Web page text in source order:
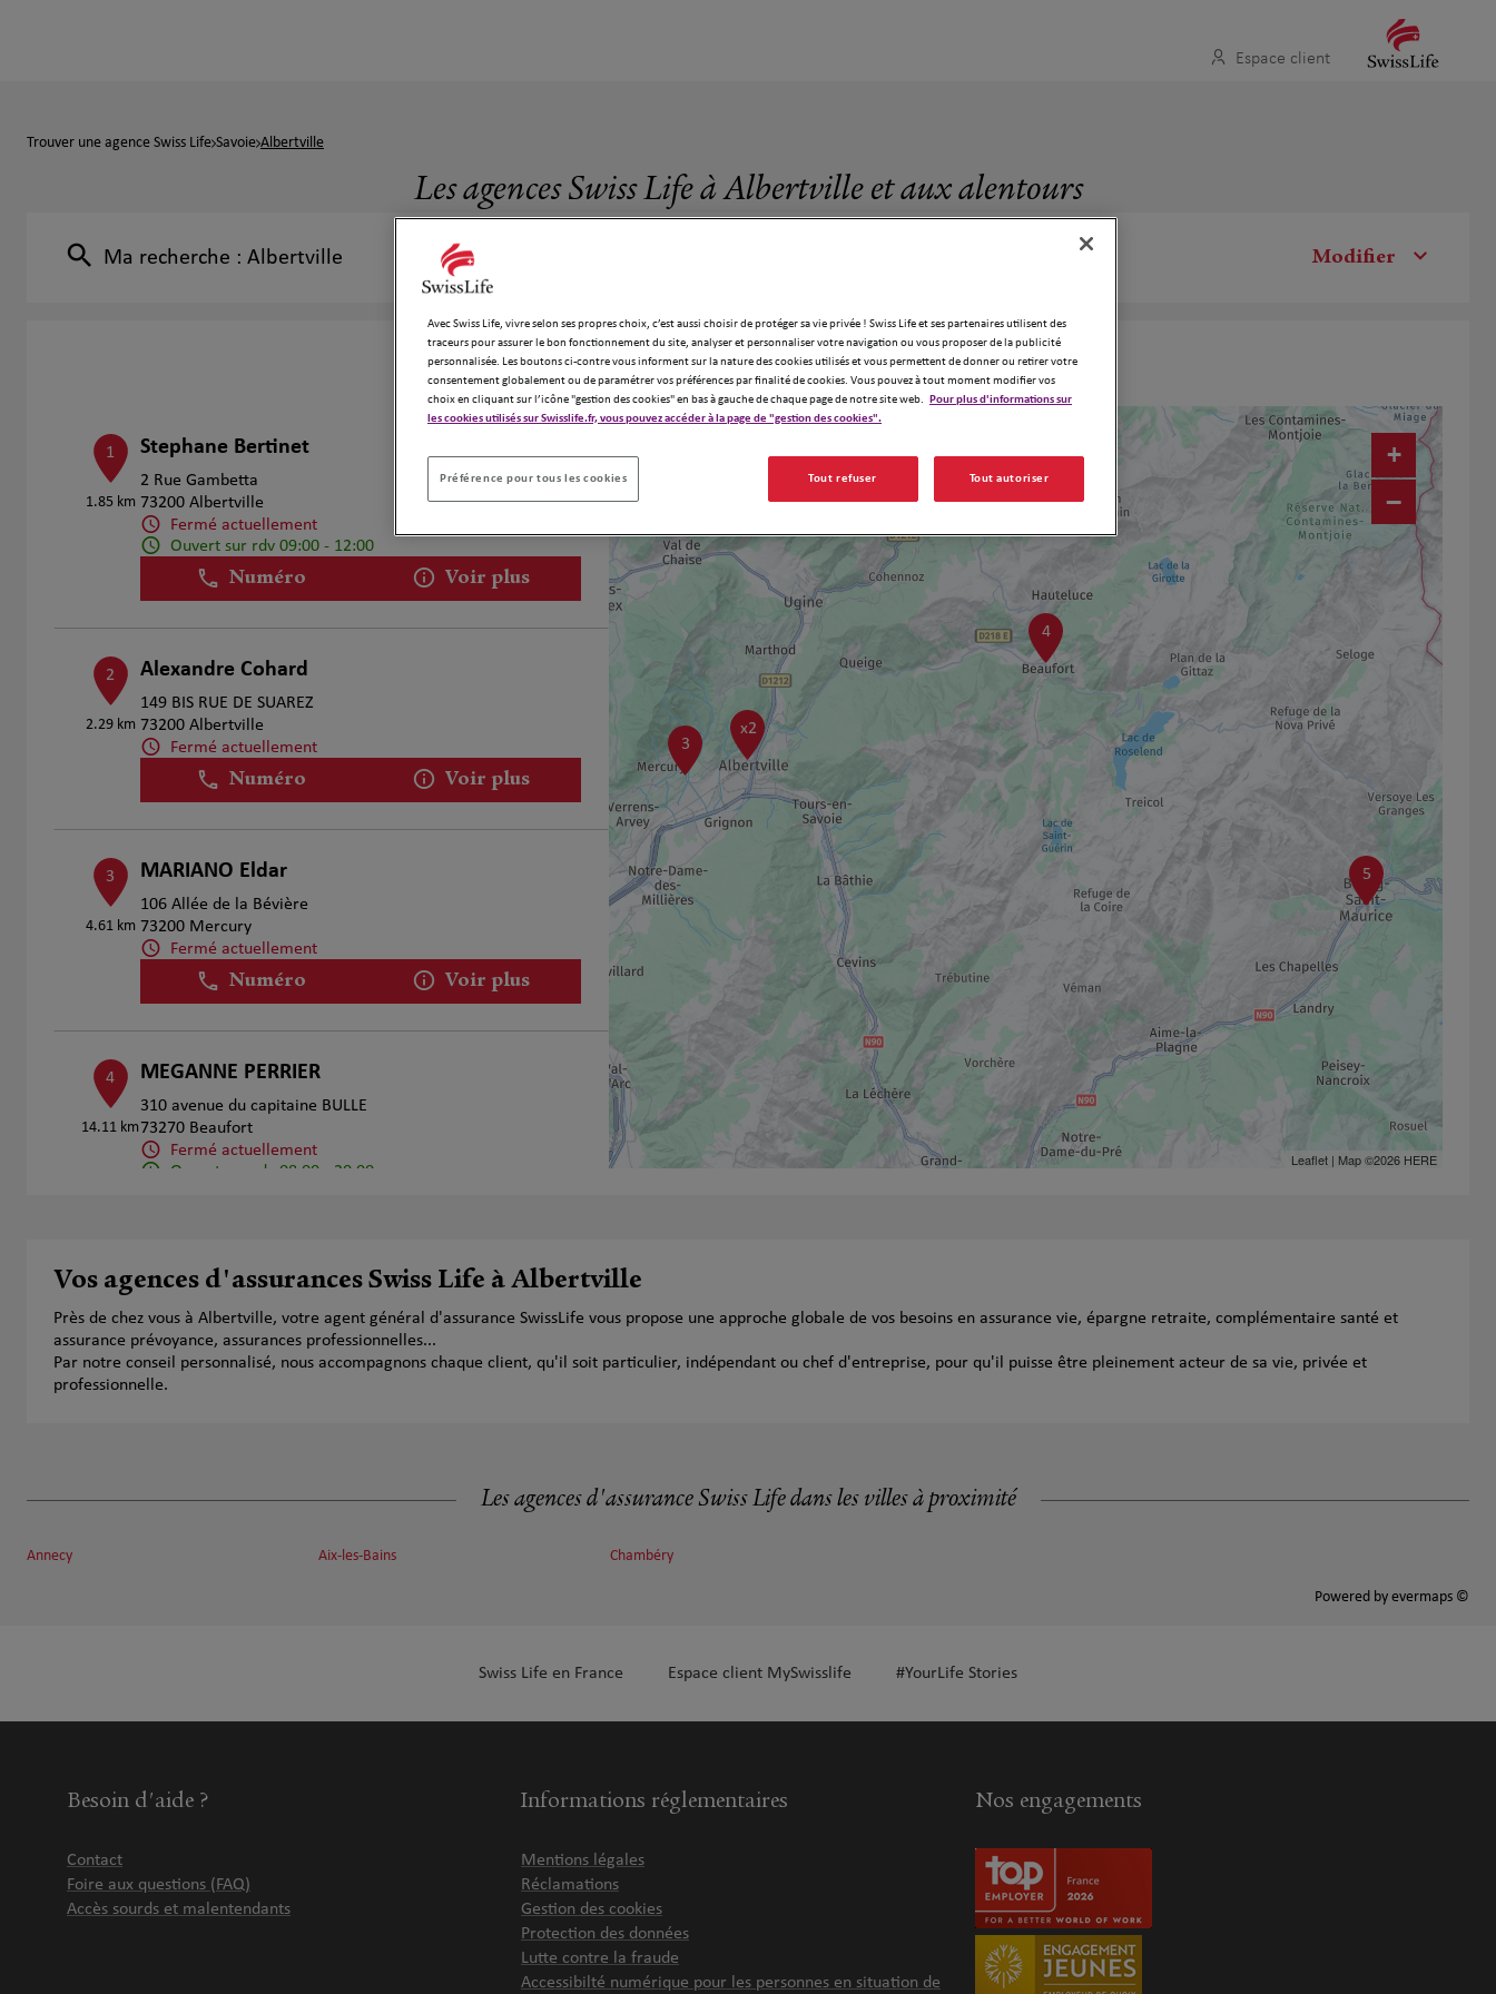
Espace client
Trouver une agence Swiss Life Savoie Albertville
Les agences Swiss Life à Albertville et aux alentours
Ma recherche : Albertville Modifier
5 agences Swiss Life à Albertville
1
1.85 km
Stephane Bertinet
2 Rue Gambetta
73200 Albertville
Fermé actuellement
Ouvert sur rdv 09:00 - 12:00
Numéro Voir plus
2
2.29 km
Alexandre Cohard
149 BIS RUE DE SUAREZ
73200 Albertville
Fermé actuellement
Numéro Voir plus
3
4.61 km
MARIANO Eldar
106 Allée de la Bévière
73200 Mercury
Fermé actuellement
Numéro Voir plus
4
14.11 km
MEGANNE PERRIER
310 avenue du capitaine BULLE
73270 Beaufort
Fermé actuellement
Ouvert sur rdv 08:00 - 20:00
28.73 km
451 Route de Montrigon
73700 Bourg St Maurice
Fermé actuellement
5
4
3
x2
+
−
Leaflet| Map ©2026 HERE
Vos agences d'assurances Swiss Life à Albertville
Près de chez vous à Albertville, votre agent général d'assurance SwissLife vous propose une approche globale de vos besoins en assurance vie, épargne retraite, complémentaire santé et
assurance prévoyance, assurances professionnelles...
Par notre conseil personnalisé, nous accompagnons chaque client, qu'il soit particulier, indépendant ou chef d'entreprise, pour qu'il puisse être pleinement acteur de sa vie, privée et
professionnelle.
Les agences d'assurance Swiss Life dans les villes à proximité
Annecy Aix-les-Bains Chambéry
Powered by evermaps ©
Swiss Life en France Espace client MySwisslife #YourLife Stories
Besoin d'aide ?
Contact
Foire aux questions (FAQ)
Accès sourds et malentendants
Informations réglementaires
Mentions légales
Réclamations
Gestion des cookies
Protection des données
Lutte contre la fraude
Accessibilté numérique pour les personnes en situation de
Nos engagements
Avec Swiss Life, vivre selon ses propres choix, c’est aussi choisir de protéger sa vie privée ! Swiss Life et ses partenaires utilisent des
traceurs pour assurer le bon fonctionnement du site, analyser et personnaliser votre navigation ou vous proposer de la publicité
personnalisée. Les boutons ci-contre vous informent sur la nature des cookies utilisés et vous permettent de donner ou retirer votre
consentement globalement ou de paramétrer vos préférences par finalité de cookies. Vous pouvez à tout moment modifier vos
choix en cliquant sur l’icône "gestion des cookies" en bas à gauche de chaque page de notre site web. Pour plus d'informations sur
les cookies utilisés sur Swisslife.fr, vous pouvez accéder à la page de "gestion des cookies".
Préférence pour tous les cookies Tout refuser Tout autoriser